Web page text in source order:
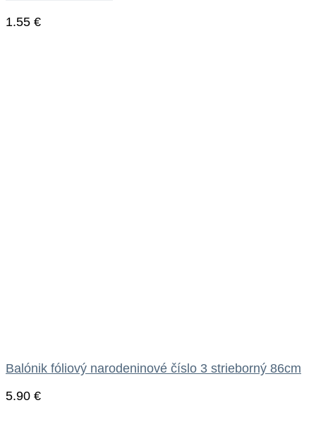
1.55 €
Balónik fóliový narodeninové číslo 3 strieborný 86cm
5.90 €